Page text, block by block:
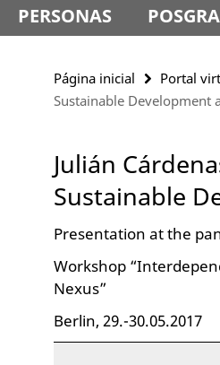
PERSONAS
Página inicial Portal
Sustainable Development
Julián
Sustainable
Presentation at the
Workshop
Nexus”
Berlin, 29.-30.05.2017